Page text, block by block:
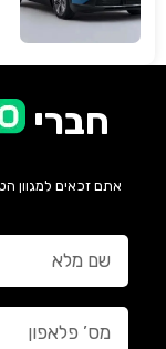
חברי
אתם זכאים למגוון